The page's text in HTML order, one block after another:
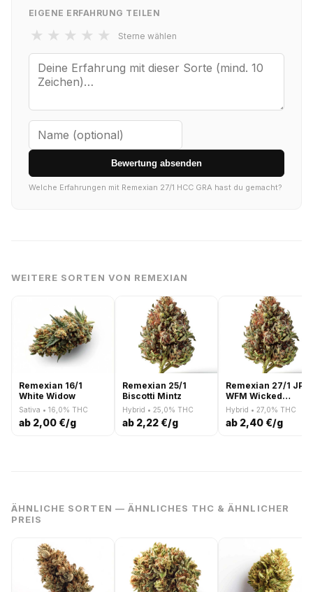
EIGENE ERFAHRUNG TEILEN
★ ★ ★ ★ ★ Sterne wählen
Bewertung absenden
Welche Erfahrungen mit Remexian 27/1 HCC GRA hast du gemacht?
WEITERE SORTEN VON REMEXIAN
Remexian 16/1
White Widow
Sativa • 16,0% THC
ab 2,00 €/g
Remexian 25/1
Biscotti Mintz
Hybrid • 25,0% THC
ab 2,22 €/g
Remexian 27/1 JPM
WFM Wicked
Frosted Mintz
Hybrid • 27,0% THC
ab 2,40 €/g
ÄHNLICHE SORTEN — ÄHNLICHES THC & ÄHNLICHER
PREIS